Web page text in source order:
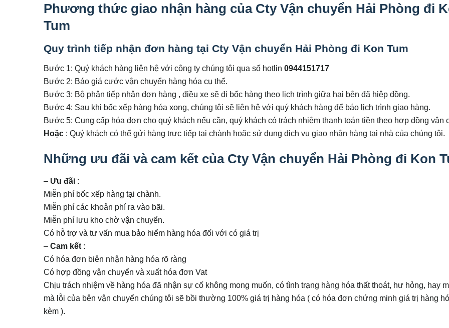
Phương thức giao nhận hàng của Cty Vận chuyển Hải Phòng đi
Tum
Quy trình tiếp nhận đơn hàng tại Cty Vận chuyển Hải Phòng đi Kon Tum
Bước 1: Quý khách hàng liên hệ với công ty chúng tôi qua số hotlin 0944151717
Bước 2: Báo giá cước vận chuyển hàng hóa cụ thể.
Bước 3: Bộ phận tiếp nhận đơn hàng , điều xe sẽ đi bốc hàng theo lịch trình giữa hai bên đã hiệp đồng.
Bước 4: Sau khi bốc xếp hàng hóa xong, chúng tôi sẽ liên hệ với quý khách hàng để báo lịch trình giao hàng.
Bước 5: Cung cấp hóa đơn cho quý khách nếu cần, quý khách có trách nhiệm thanh toán tiền theo hợp đồng vận
Hoặc : Quý khách có thể gửi hàng trực tiếp tại chành hoặc sử dụng dịch vụ giao nhận hàng tại nhà của chúng tôi.
Những ưu đãi và cam kết của Cty Vận chuyển Hải Phòng đi Kon
– Ưu đãi :
Miễn phí bốc xếp hàng tại chành.
Miễn phí các khoản phí ra vào bãi.
Miễn phí lưu kho chờ vận chuyển.
Có hỗ trợ và tư vấn mua bảo hiểm hàng hóa đối với có giá trị
– Cam kết :
Có hóa đơn biên nhận hàng hóa rõ ràng
Có hợp đồng vận chuyển và xuất hóa đơn Vat
Chịu trách nhiệm về hàng hóa đã nhận sự cố không mong muốn, có tình trạng hàng hóa thất thoát, hư hỏng, hay
mà lỗi của bên vận chuyển chúng tôi sẽ bồi thường 100% giá trị hàng hóa ( có hóa đơn chứng minh giá trị hàng
kèm ).